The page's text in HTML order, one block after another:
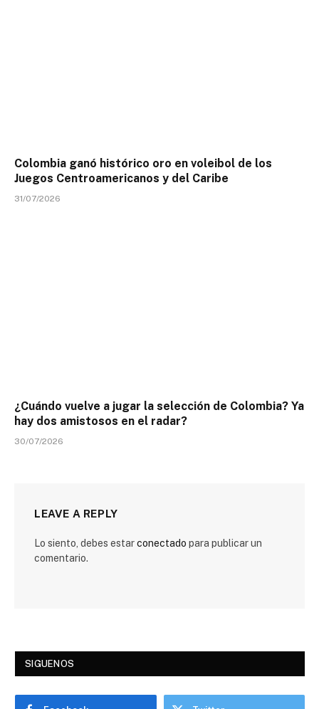
Colombia ganó histórico oro en voleibol de los
Juegos Centroamericanos y del Caribe
31/07/2026
¿Cuándo vuelve a jugar la selección de Colombia? Ya
hay dos amistosos en el radar?
30/07/2026
LEAVE A REPLY
Lo siento, debes estarconectado para publicar un
comentario.
SIGUENOS